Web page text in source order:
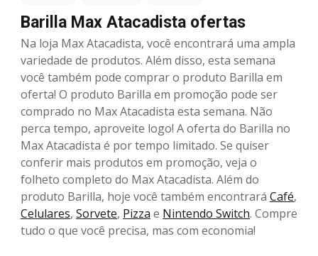
Barilla Max Atacadista ofertas
Na loja Max Atacadista, você encontrará uma ampla
variedade de produtos. Além disso, esta semana
você também pode comprar o produto Barilla em
oferta! O produto Barilla em promoção pode ser
comprado no Max Atacadista esta semana. Não
perca tempo, aproveite logo! A oferta do Barilla no
Max Atacadista é por tempo limitado. Se quiser
conferir mais produtos em promoção, veja o
folheto completo do Max Atacadista. Além do
produto Barilla, hoje você também encontrará Café,
Celulares, Sorvete, Pizza e Nintendo Switch. Compre
tudo o que você precisa, mas com economia!